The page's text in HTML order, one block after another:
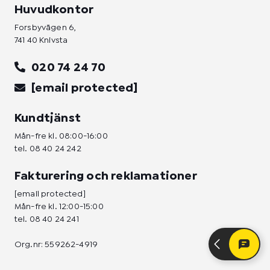
Huvudkontor
Forsbyvägen 6,
741 40 Knivsta
020 74 24 70
[email protected]
Kundtjänst
Mån-fre kl. 08:00-16:00
tel. 08 40 24 242
Fakturering och reklamationer
[email protected]
Mån-fre kl. 12:00-15:00
tel. 08 40 24 241
Org.nr: 559262-4919